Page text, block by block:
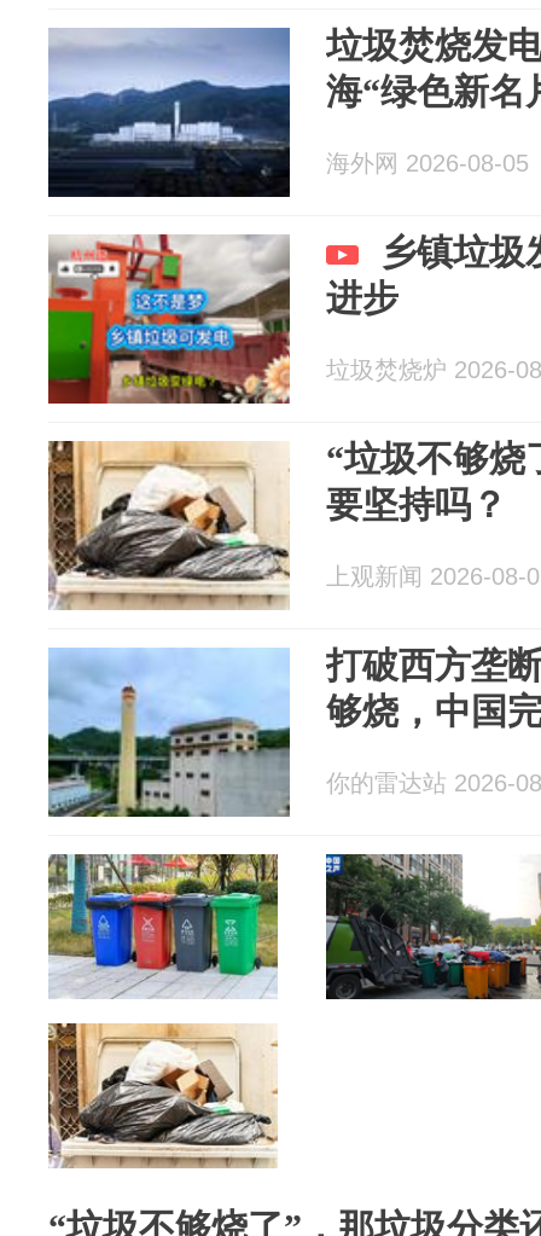
垃圾焚烧发
海“绿色新名
海外网 2026-08-05
乡镇垃圾
进步
垃圾焚烧炉 2026-
“垃圾不够烧
要坚持吗？
上观新闻 2026-08-
打破西方垄
够烧，中国
你的雷达站 2026-
“垃圾不够烧了”，那垃圾分类